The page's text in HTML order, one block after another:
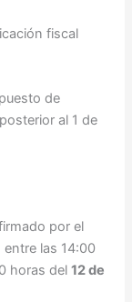
fiscal
de
al 1 de
por el
las 14:00
horas del12 de